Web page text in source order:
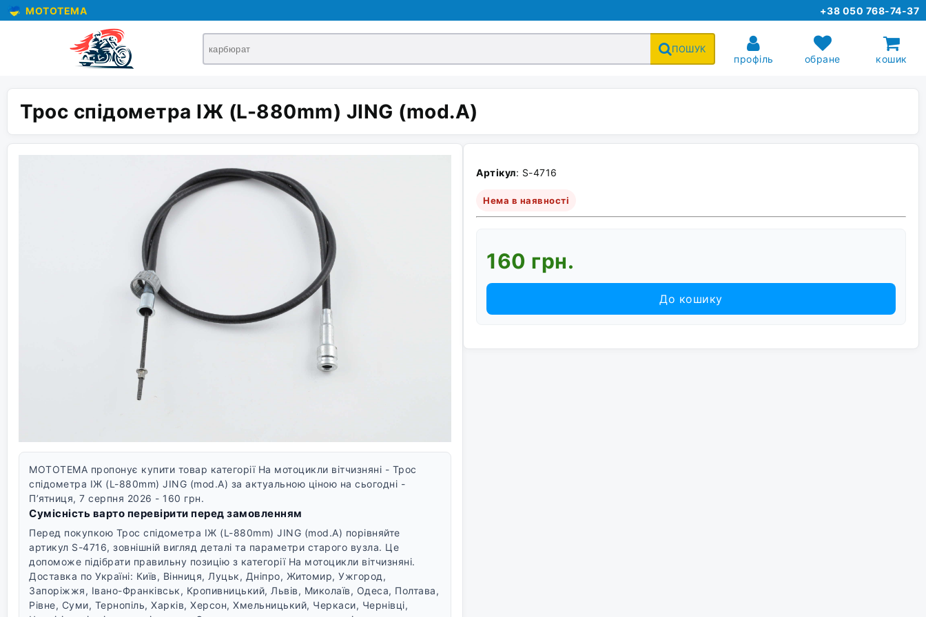
MOTOTEMA +38 050 768-74-37
ПОШУК
профіль обране кошик
Трос спідометра ІЖ (L-880mm) JING (mod.A)
MOTOTEMA пропонує купити товар категорії На мотоцикли вітчизняні - Трос
спідометра ІЖ (L-880mm) JING (mod.A) за актуальною ціною на сьогодні -
П’ятниця, 7 серпня 2026 - 160 грн.
Сумісність варто перевірити перед замовленням
Перед покупкою Трос спідометра ІЖ (L-880mm) JING (mod.A) порівняйте
артикул S-4716, зовнішній вигляд деталі та параметри старого вузла. Це
допоможе підібрати правильну позицію з категорії На мотоцикли вітчизняні.
Доставка по Україні: Київ, Вінниця, Луцьк, Дніпро, Житомир, Ужгород,
Запоріжжя, Івано-Франківськ, Кропивницький, Львів, Миколаїв, Одеса, Полтава,
Рівне, Суми, Тернопіль, Харків, Херсон, Хмельницький, Черкаси, Чернівці,
Артікул: S-4716
Нема в наявності
160 грн.
До кошику